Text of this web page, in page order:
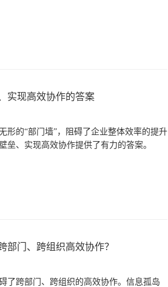
实现高效协作的答案
形的“部门墙”，阻碍了企业整体效率的提升
、实现高效协作提供了有力的答案。
部门、跨组织高效协作？
了跨部门、跨组织的高效协作。信息孤岛